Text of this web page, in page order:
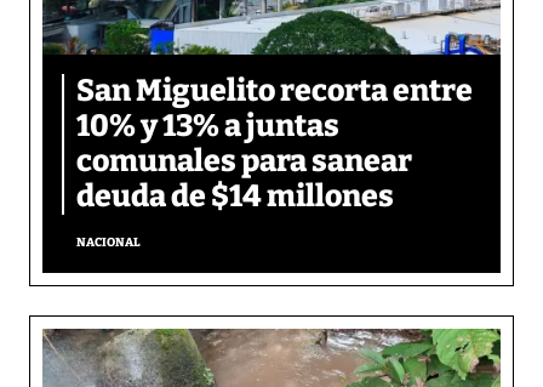
San Miguelito recorta entre
10% y 13% a juntas
comunales para sanear
deuda de $14 millones
NACIONAL